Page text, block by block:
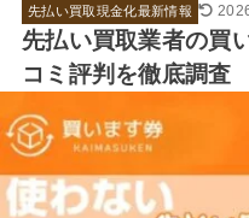
先払い買取現金化最新情報
先払い買取業者の買
コミ評判を徹底調査